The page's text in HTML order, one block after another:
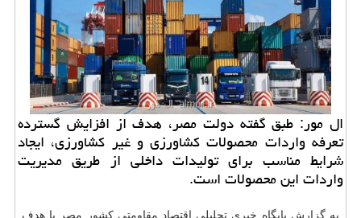
ال مور: طبق گفته دولت مصر، هدف از افزایش گسترده
تعرفه واردات محصولات كشاورزی و غیر كشاورزی، ایجاد
شرایط مناسب برای تولیدات داخلی از طریق مدیریت
واردات این محصولات است.
به گزارش پایگاه خبری تحلیلی اقتصاد مقاومتی كشور مصر با هدف